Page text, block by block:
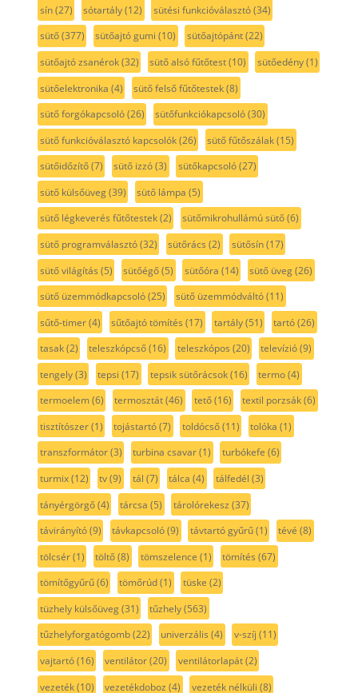
sín(27) sótartály(12) sütési funkcióválasztó(34)
sütő(377) sütőajtó gumi (10) sütőajtópánt(22)
sütőajtó zsanérok(32) sütő alsó fűtőtest(10) sütőedény(1)
sütőelektronika (4) sütő felső fűtőtestek(8)
sütő forgókapcsoló(26) sütőfunkciókapcsoló(30)
sütő funkcióválasztó kapcsolók(26) sütő fűtőszálak(15)
sütőidőzítő(7) sütő izzó(3) sütőkapcsoló(27)
sütő külsőüveg(39) sütő lámpa (5)
sütő légkeverés fűtőtestek(2) sütőmikrohullámú sütő(6)
sütő programválasztó(32) sütőrács (2) sütősín(17)
sütő világítás (5) sütőégő(5) sütőóra (14) sütő üveg(26)
sütő üzemmódkapcsoló(25) sütő üzemmódváltó(11)
sűtő-timer(4) sűtőajtó tömítés (17) tartály(51) tartó(26)
tasak(2) teleszkópcső(16) teleszkópos (20) televízió(9)
tengely(3) tepsi (17) tepsik sütőrácsok(16) termo(4)
termoelem(6) termosztát(46) tető(16) textil porzsák(6)
tisztítószer(1) tojástartó(7) toldócső(11) tolóka (1)
transzformátor(3) turbina csavar(1) turbókefe (6)
turmix(12) tv(9) tál (7) tálca (4) tálfedél (3)
tányérgörgő(4) tárcsa (5) tárolórekesz (37)
távirányító(9) távkapcsoló(9) távtartó gyűrű(1) tévé (8)
tölcsér(1) töltő(8) tömszelence (1) tömítés (67)
tömítőgyűrű(6) tömőrúd(1) tüske (2)
tüzhely külsőüveg(31) tűzhely(563)
tűzhelyforgatógomb(22) univerzális (4) v-szíj (11)
vajtartó(16) ventilátor(20) ventilátorlapát(2)
vezeték(10) vezetékdoboz (4) vezeték nélküli (8)